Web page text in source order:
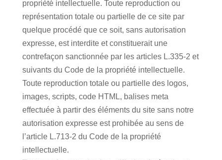
propriété intellectuelle. Toute reproduction ou
représentation totale ou partielle de ce site par
quelque procédé que ce soit, sans autorisation
expresse, est interdite et constituerait une
contrefaçon sanctionnée par les articles L.335-2 et
suivants du Code de la propriété intellectuelle.
Toute reproduction totale ou partielle des logos,
images, scripts, code HTML, balises meta
effectuée à partir des éléments du site sans notre
autorisation expresse est prohibée au sens de
l’article L.713-2 du Code de la propriété
intellectuelle.